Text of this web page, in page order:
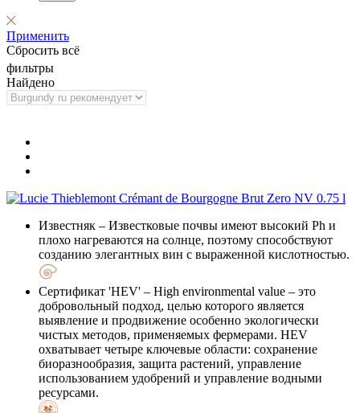
Применить
Сбросить всё
фильтры
Найдено
Известняк – Известковые почвы имеют высокий Ph и
плохо нагреваются на солнце, поэтому способствуют
созданию элегантных вин с выраженной кислотностью.
Сертификат 'HEV' – High environmental value – это
добровольный подход, целью которого является
выявление и продвижение особенно экологически
чистых методов, применяемых фермерами. HEV
охватывает четыре ключевые области: сохранение
биоразнообразия, защита растений, управление
использованием удобрений и управление водными
ресурсами.